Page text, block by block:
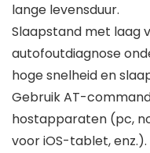
lange levensduur.
Slaapstand met laag
autofoutdiagnose
hoge snelheid en
Gebruik AT-
hostapparaten (pc,
voor iOS-tablet,